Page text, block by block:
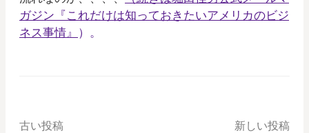
ガジン『これだけは知っておきたいアメリカのビジ
ネス事情』
）。
古い投稿 新しい投稿